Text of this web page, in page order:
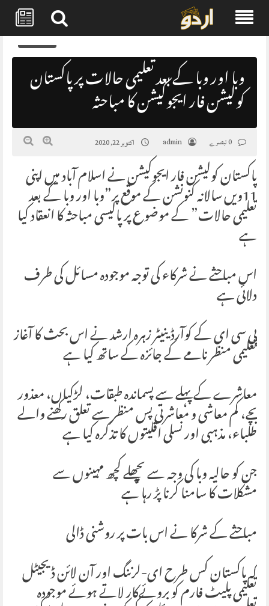
Skip
content
0
وبا اور وبا کے بعد تعلیمی حالات پر پاکستان
کولیشن فار ایجوکیشن کا مباحثہ
admin اکتوبر 22, 2020
پاکستان کولیشن فار ایجوکیشن نے اسلام آباد میں اپنی
11ویں سالانہ کنونشن کے موقع پر”وبا اور وبا کے بعد
تعلیمی حالات” کے موضوع پر پالیسی مباحثہ کا انعقاد کیا
ہے
اس مباحثے نے شرکاء کی توجہ موجودہ مسائل کی طرف
دلائی ہے
پی سی ای کے کوآرڈینیٹر زہرہ ارشد نے اس بحث کا آغاز
تعلیمی منظر نامے کے جائزہ کے ساتھ کیا ہے
معاشرے کے پہلے سے پسماندہ طبقات، لڑکیاں، معذور
بچے، کم معاشی و معاشرتی پس منظر سے تعلق رکھنے والے
طلباء، مذہبی اور نسلی اقلیتوں کا تذکرہ کیا ہے
جن کو حالیہ وبا کی وجہ سے پچھلے کچھ مہینوں سے
مشکلات کا سامنا کرنا پڑ رہا ہے
مباحثے کے شرکا نے اس بات پر روشنی ڈالی
کہ پاکستان کس طرح ای-لرننگ اور آن لائن ڈیجیٹل
تعلیمی پلیٹ فارم کو بروئےکار لاتے ہوئے موجودہ